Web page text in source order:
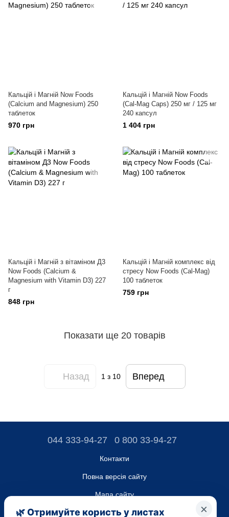
Кальцій і Магній Now Foods
(Calcium and Magnesium) 250
таблеток
970 грн
Кальцій і Магній Now Foods
(Cal-Mag Caps) 250 мг / 125 мг
240 капсул
1 404 грн
Кальцій і Магній з вітаміном Д3
Now Foods (Calcium &
Magnesium with Vitamin D3) 227
г
848 грн
Кальцій і Магній комплекс від
стресу Now Foods (Cal-Mag)
100 таблеток
759 грн
Показати ще 20 товарів
Назад 1 з 10 Вперед
044 333-94-27 0 800 33-94-27
Контакти
Повна версія сайту
Мапа сайту
ТОВ “ДО ЮА”,